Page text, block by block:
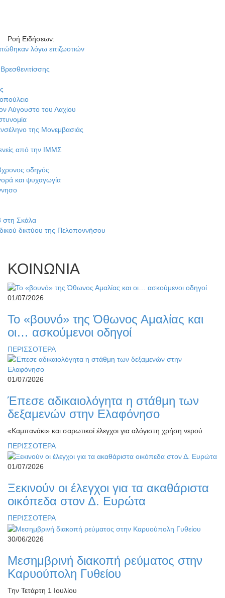
Ροή Ειδήσεων:
επιζωοτιών
του Λαχίου
Μονεμβασιάς
ΙΜΜΣ
της Πελοποννήσου
ΚΟΙΝΩΝΙΑ
01/07/2026
Το «βουνό» της Όθωνος Αμαλίας και
οι… ασκούμενοι οδηγοί
ΠΕΡΙΣΣΟΤΕΡΑ
01/07/2026
Έπεσε αδικαιολόγητα η στάθμη των
δεξαμενών στην Ελαφόνησο
«Καμπανάκι» και σαρωτικοί έλεγχοι για αλόγιστη χρήση νερού
ΠΕΡΙΣΣΟΤΕΡΑ
01/07/2026
Ξεκινούν οι έλεγχοι για τα ακαθάριστα
οικόπεδα στον Δ. Ευρώτα
ΠΕΡΙΣΣΟΤΕΡΑ
30/06/2026
Μεσημβρινή διακοπή ρεύματος στην
Καρυούπολη Γυθείου
Την Τετάρτη 1 Ιουλίου